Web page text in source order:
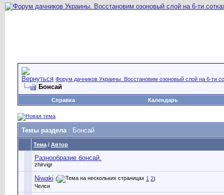
Форум дачников Украины. Восстановим озоновый слой на 6-ти
Бонсай
Справка Календарь
Темы раздела: Бонсай
Тема / Автор
Разнообразие бонсай.
zhirvigr
Niwaki ( 1 2)
Челси